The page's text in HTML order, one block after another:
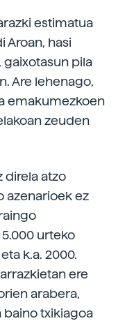
estimatua
Aroan, hasi
gaixotasun pila
Are lehenago,
emakumezkoen
zeuden
direla atzo
azenarioek ez
urteko
k.a. 2000.
ere
arabera,
baino txikiagoa